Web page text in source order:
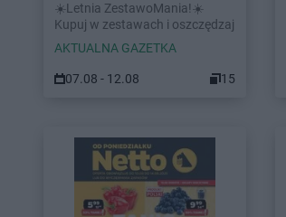
☀️Letnia ZestawoMania!☀️
Kupuj w zestawach i oszczędzaj
AKTUALNA GAZETKA
07.08 - 12.08 15